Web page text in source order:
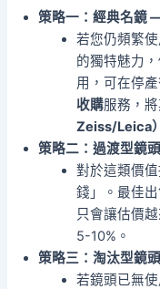
策略一：經典名鏡
若您仍頻繁
的獨特魅力
用，可在停
收購服務，
Zeiss/Leica
策略二：過渡型鏡
對於這類價
錢」。最佳
只會讓估價
5-10%。
策略三：淘汰型鏡
若鏡頭已無